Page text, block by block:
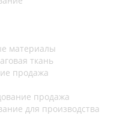
материалы
ткань
продажа
продажа
для производства